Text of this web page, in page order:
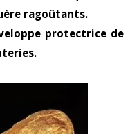
ragoûtants.
protectrice de